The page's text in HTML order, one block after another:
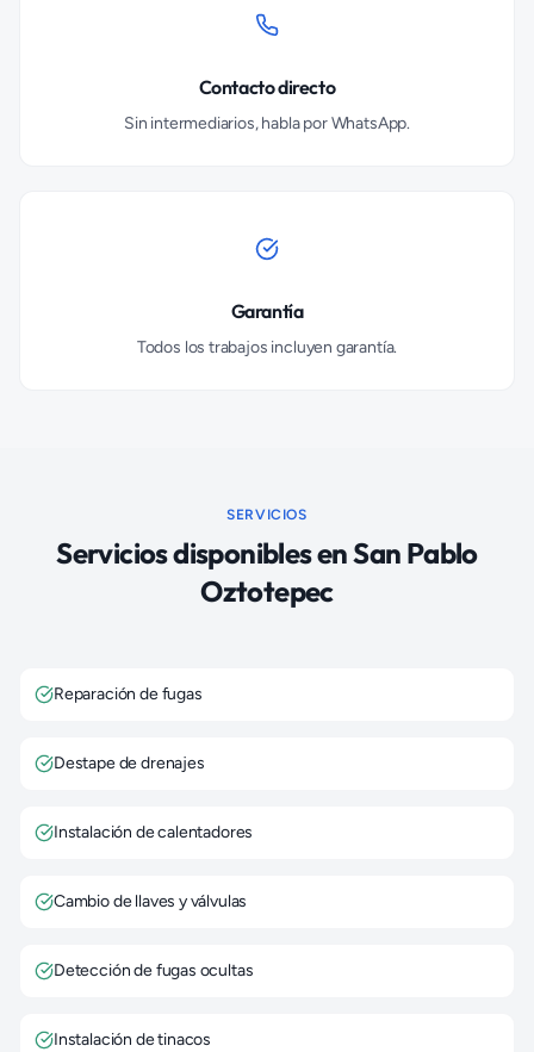
Contacto directo
Sin intermediarios, habla por WhatsApp.
Garantía
Todos los trabajos incluyen garantía.
SERVICIOS
Servicios disponibles enSan Pablo
Oztotepec
Reparación de fugas
Destape de drenajes
Instalación de calentadores
Cambio de llaves y válvulas
Detección de fugas ocultas
Instalación de tinacos